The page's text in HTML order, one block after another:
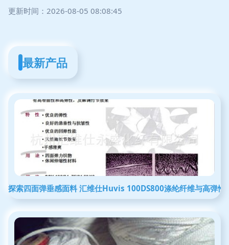
更新时间：2026-08-05 08:08:45
最新产品
探索四面弹垂感面料 汇维仕Huvis 100DS800涤纶纤维与高弹性